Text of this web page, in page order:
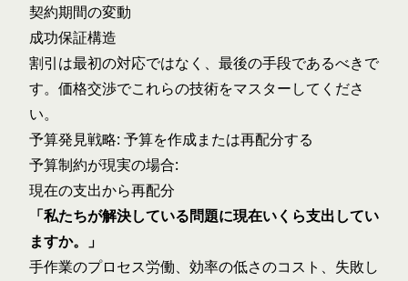
契約期間の変動
成功保証構造
割引は最初の対応ではなく、最後の手段であるべきで
す。 価格交渉でこれらの技術をマスターしてくださ
い。
予算発見戦略: 予算を作成または再配分する
予算制約が現実の場合:
現在の支出から再配分
「私たちが解決している問題に現在いくら支出してい
ますか。」
手作業のプロセス労働、効率の低さのコスト、失敗し